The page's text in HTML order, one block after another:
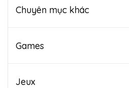
Chuyên mục khác
Games
Jeux